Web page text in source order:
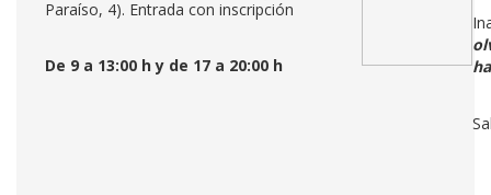
Paraíso, 4). Entrada con inscripción
De 9 a 13:00 h y de 17 a 20:00 h